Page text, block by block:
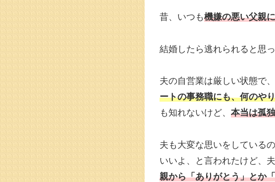
昔、いつも機嫌の悪い父親
結婚したら逃れられると思っ
夫の自営業は厳しい状態で
ートの事務職にも、何のや
も知れないけど、 本当は孤
夫も大変な思いをしている
いいよ、と言われたけど、
親から「ありがとう」とか